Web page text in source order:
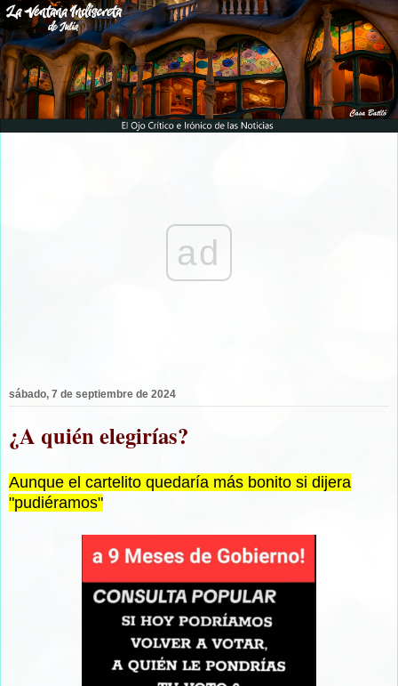
ad
sábado, 7 de septiembre de 2024
¿A quién elegirías?
Aunque el cartelito quedaría más bonito si dijera
"pudiéramos"